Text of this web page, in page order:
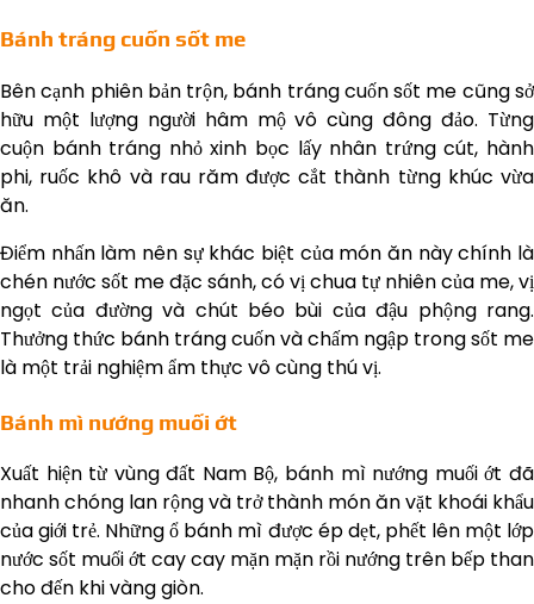
Bánh tráng cuốn sốt me
Bên cạnh phiên bản trộn, bánh tráng cuốn sốt me cũng sở
hữu một lượng người hâm mộ vô cùng đông đảo. Từng
cuộn bánh tráng nhỏ xinh bọc lấy nhân trứng cút, hành
phi, ruốc khô và rau răm được cắt thành từng khúc vừa
ăn.
Điểm nhấn làm nên sự khác biệt của món ăn này chính là
chén nước sốt me đặc sánh, có vị chua tự nhiên của me, vị
ngọt của đường và chút béo bùi của đậu phộng rang.
Thưởng thức bánh tráng cuốn và chấm ngập trong sốt me
là một trải nghiệm ẩm thực vô cùng thú vị.
Bánh mì nướng muối ớt
Xuất hiện từ vùng đất Nam Bộ, bánh mì nướng muối ớt đã
nhanh chóng lan rộng và trở thành món ăn vặt khoái khẩu
của giới trẻ. Những ổ bánh mì được ép dẹt, phết lên một lớp
nước sốt muối ớt cay cay mặn mặn rồi nướng trên bếp than
cho đến khi vàng giòn.